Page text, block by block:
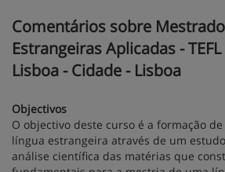
Comentários sobre
Estrangeiras Aplicadas -
Lisboa - Cidade - Lisboa
Objectivos
O objectivo deste curso é a formação
língua estrangeira através de um
análise científica das matérias que